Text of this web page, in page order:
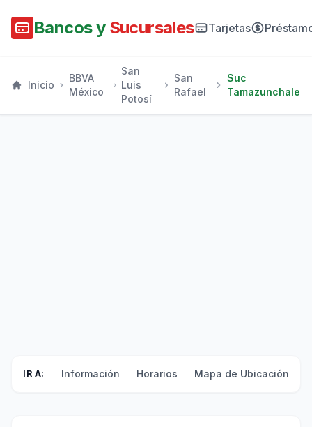
Bancos y Sucursales Tarjetas
Inicio
BBVA
México
San
Luis
Potosí
San
Rafael
Suc
Tamazunchale
IR A: Información Horarios Mapa de Ubicación